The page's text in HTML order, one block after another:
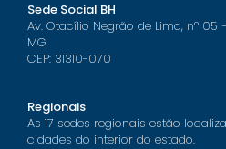
Sede Social BH
Av. Otacílio Negrão de Lima, nº 05
MG
CEP: 31310-070
Regionais
As 17 sedes regionais estão
cidades do interior do estado.